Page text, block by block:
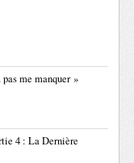
me manquer »
4 : La Dernière